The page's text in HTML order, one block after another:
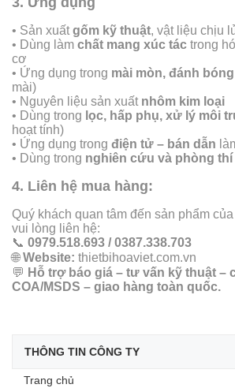
• Sản xuất gốm kỹ thuật, vật liệu chịu
• Dùng làm chất mang xúc tác trong
cơ
• Ứng dụng trong mài mòn, đánh bóng
mài)
• Nguyên liệu sản xuất nhôm kim loại
• Dùng trong lọc, hấp phụ, xử lý môi
hoạt tính)
• Ứng dụng trong điện tử – bán dẫn
• Dùng trong nghiên cứu và phòng thí
4. Liên hệ mua hàng:
Quý khách quan tâm đến sản phẩm của
vui lòng liên hệ:
📞 0979.518.693 / 0387.338.703
🌐 Website: thietbihoaviet.com.vn
💬 Hỗ trợ báo giá – tư vấn kỹ thuật –
COA/MSDS – giao hàng toàn quốc.
THÔNG TIN CÔNG TY
Trang chủ